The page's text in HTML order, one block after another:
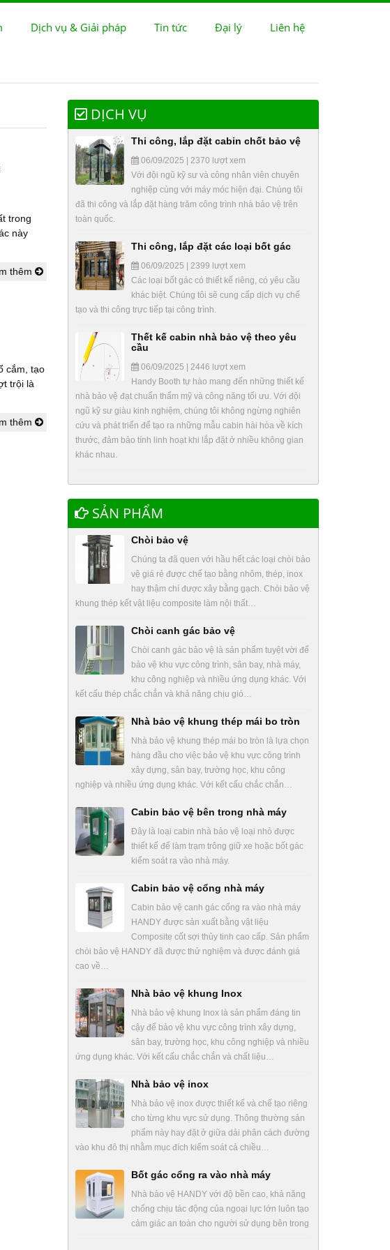
Dịch vụ & Giải pháp Tin tức Đại lý Liên hệ
trong
này
thêm
cắm, tạo
trội là
thêm
DỊCH VỤ
Thi công, lắp đặt cabin chốt bảo vệ
06/09/2025 | 2370 lượt xem
Với đội ngũ kỹ sư và công nhân viên chuyên
nghiệp cùng với máy móc hiện đại. Chúng tôi
đã thi công và lắp đặt hàng trăm công trình nhà bảo vệ trên
toàn quốc.
Thi công, lắp đặt các loại bốt gác
06/09/2025 | 2399 lượt xem
Các loại bốt gác có thiết kế riêng, có yêu cầu
khác biệt. Chúng tôi sẽ cung cấp dịch vụ chế
tạo và thi công trực tiếp tại công trình.
Thết kế cabin nhà bảo vệ theo yêu
cầu
06/09/2025 | 2446 lượt xem
Handy Booth tự hào mang đến những thiết kế
nhà bảo vệ đạt chuẩn thẩm mỹ và công năng tối ưu. Với đội
ngũ kỹ sư giàu kinh nghiệm, chúng tôi không ngừng nghiên
cứu và phát triển để tạo ra những mẫu cabin hài hòa về kích
thước, đảm bảo tính linh hoạt khi lắp đặt ở nhiều không gian
khác nhau.
SẢN PHẨM
Chòi bảo vệ
Chúng ta đã quen với hầu hết các loại chòi bảo
vệ giá rẻ được chế tạo bằng nhôm, thép, inox
hay thậm chí được xây bằng gạch. Chòi bảo vệ
khung thép kết vật liệu composite làm nội thất…
Chòi canh gác bảo vệ
Chòi canh gác bảo vệ là sản phẩm tuyệt vời để
bảo vệ khu vực công trình, sân bay, nhà máy,
khu công nghiệp và nhiều ứng dụng khác. Với
kết cấu thép chắc chắn và khả năng chịu gió…
Nhà bảo vệ khung thép mái bo tròn
Nhà bảo vệ khung thép mái bo tròn là lựa chọn
hàng đầu cho việc bảo vệ khu vực công trình
xây dựng, sân bay, trường học, khu công
nghiệp và nhiều ứng dụng khác. Với kết cấu chắc chắn…
Cabin bảo vệ bên trong nhà máy
Đây là loại cabin nhà bảo vệ loại nhỏ được
thiết kế để làm trạm trông giữ xe hoặc bốt gác
kiểm soát ra vào nhà máy.
Cabin bảo vệ cổng nhà máy
Cabin bảo vệ canh gác cổng ra vào nhà máy
HANDY được sản xuất bằng vật liệu
Composite cốt sợi thủy tinh cao cấp. Sản phẩm
chòi bảo vệ HANDY đã được thử nghiệm và được đánh giá
cao về…
Nhà bảo vệ khung Inox
Nhà bảo vệ khung Inox là sản phẩm đáng tin
cậy để bảo vệ khu vực công trình xây dựng,
sân bay, trường học, khu công nghiệp và nhiều
ứng dụng khác. Với kết cấu chắc chắn và chất liệu…
Nhà bảo vệ inox
Nhà bảo vệ inox được thiết kế và chế tạo riêng
cho từng khu vực sử dụng. Thông thường sản
phẩm này hay đặt ở giữa dải phân cách đường
vào khu đô thị nhằm mục đích kiểm soát cả chiều…
Bốt gác cổng ra vào nhà máy
Nhà bảo vệ HANDY với độ bền cao, khả năng
chống chịu tác động của ngoại lực lớn luôn tạo
cảm giác an toàn cho người sử dụng bên trong